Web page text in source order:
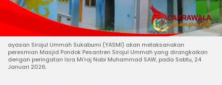
ayasan Sirojul Ummah Sukabumi (YASMI) akan melaksanakan
peresmian Masjid Pondok Pesantren Sirojul Ummah yang dirangkaikan
dengan peringatan Isra Mi’raj Nabi Muhammad SAW, pada Sabtu, 24
Januari 2026.